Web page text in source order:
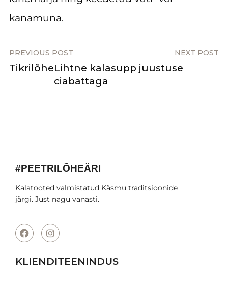
kanamuna.
PREVIOUS POST NEXT POST
TikrilõheLihtne kalasupp juustuse
ciabattaga
#PEETRILÕHEÄRI
Kalatooted valmistatud Käsmu traditsioonide
järgi. Just nagu vanasti.
KLIENDITEENINDUS